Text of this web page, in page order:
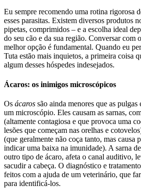
Eu sempre recomendo uma rotina rigorosa
esses parasitas. Existem diversos produtos
pipetas, comprimidos – e a escolha ideal
do seu cão e da sua região. Conversar com
melhor opção é fundamental. Quando eu
Tuta estão mais inquietos, a primeira coisa
algum desses hóspedes indesejados.
Ácaros: os inimigos microscópicos
Os ácaros são ainda menores que as
um microscópio. Eles causam as sarnas,
(altamente contagiosa e que provoca uma
lesões que começam nas orelhas e
(que geralmente não coça tanto, mas causa
indicar uma baixa na imunidade). A sarna
outro tipo de ácaro, afeta o canal auditivo,
sacudir a cabeça. O diagnóstico e
feitos com a ajuda de um veterinário, que
para identificá-los.